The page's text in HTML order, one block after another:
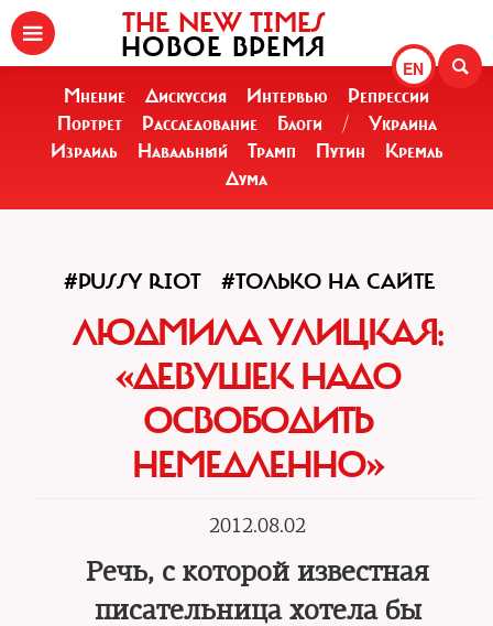
EN
THE NEW TIMES
НОВОЕ ВРЕМЯ
Мнение Дискуссия Интервью
Репрессии
Портрет
Расследование Блоги /
Украина
Израиль
Навальный Трамп Путин
Кремль
Дума
#PUSSY RIOT #ТОЛЬКО НА САЙТЕ
ЛЮДМИЛА УЛИЦКАЯ:
«ДЕВУШЕК НАДО
ОСВОБОДИТЬ
НЕМЕДЛЕННО»
2012.08.02
Речь, с которой известная
писательница хотела бы